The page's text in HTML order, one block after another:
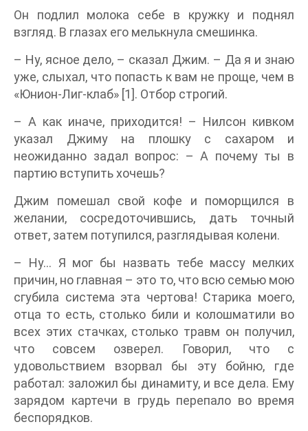
Он подлил молока себе в кружку и поднял
взгляд. В глазах его мелькнула смешинка.
– Ну, ясное дело, – сказал Джим. – Да я и знаю
уже, слыхал, что попасть к вам не проще, чем в
«Юнион-Лиг-клаб» [1]. Отбор строгий.
– А как иначе, приходится! – Нилсон кивком
указал Джиму на плошку с сахаром и
неожиданно задал вопрос: – А почему ты в
партию вступить хочешь?
Джим помешал свой кофе и поморщился в
желании, сосредоточившись, дать точный
ответ, затем потупился, разглядывая колени.
– Ну… Я мог бы назвать тебе массу мелких
причин, но главная – это то, что всю семью мою
сгубила система эта чертова! Старика моего,
отца то есть, столько били и колошматили во
всех этих стачках, столько травм он получил,
что совсем озверел. Говорил, что с
удовольствием взорвал бы эту бойню, где
работал: заложил бы динамиту, и все дела. Ему
зарядом картечи в грудь перепало во время
беспорядков.